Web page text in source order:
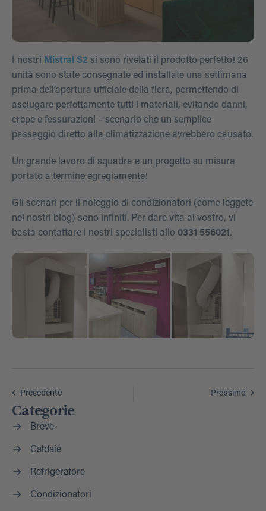
I nostri Mistral S2 si sono rivelati il prodotto perfetto! 26
unità sono state consegnate ed installate una settimana
prima dell’apertura ufficiale della fiera, permettendo di
asciugare perfettamente tutti i materiali, evitando danni,
crepe e fessurazioni – scenario che un semplice
passaggio diretto alla climatizzazione avrebbero causato.
Un grande lavoro di squadra e un progetto su misura
portato a termine egregiamente!
Gli scenari per il noleggio di condizionatori (come leggete
nei nostri blog) sono infiniti. Per dare vita al vostro, vi
basta contattare i nostri specialisti allo 0331 556021 .
Precedente Prossimo
Categorie
Breve
Caldaie
Refrigeratore
Condizionatori